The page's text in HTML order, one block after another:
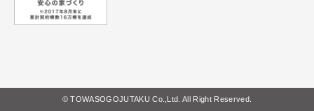
© TOWASOGOJUTAKU Co.,Ltd. All Right Reserved.